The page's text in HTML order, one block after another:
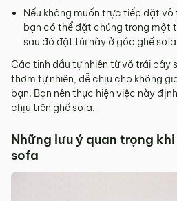
Nếu không muốn trực tiếp đặt
bạn có thể đặt chúng trong một
sau đó đặt túi này ở góc ghế
Các tinh dầu tự nhiên từ vỏ trái cây
thơm tự nhiên, dễ chịu cho không
bạn. Bạn nên thực hiện việc này
chịu trên ghế sofa.
Những lưu ý quan trọng
sofa